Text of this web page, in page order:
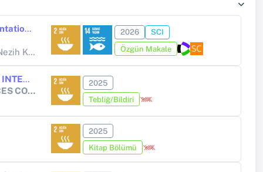
Effects of seaweed extract (Ulva sp. and Solieria chordalis) supplementation in high-lipid diets on the growth performance, digestive enzyme activity, and lipid metabolism in rainbow trout (Oncorhynchus mykiss)
GÜRLER, Vahid NASEH
2026
SCI
Özgün Makale
UTILIZATION OF ULVA SPECIES FOR BIOPLASTIC PRODUCTION AND INTEGRATION INTO FOOD PACKAGING SYSTEMS
8. INTERNATIONAL FOOD, AGRICULTURE AND VETERINARY SCIENCES CONGRESS
2025
Tebliğ/Bildiri
2025
Kitap Bölümü